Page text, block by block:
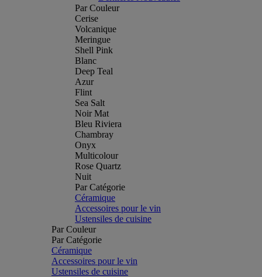
Par Couleur
Cerise
Volcanique
Meringue
Shell Pink
Blanc
Deep Teal
Azur
Flint
Sea Salt
Noir Mat
Bleu Riviera
Chambray
Onyx
Multicolour
Rose Quartz
Nuit
Par Catégorie
Céramique
Accessoires pour le vin
Ustensiles de cuisine
Par Couleur
Par Catégorie
Céramique
Accessoires pour le vin
Ustensiles de cuisine